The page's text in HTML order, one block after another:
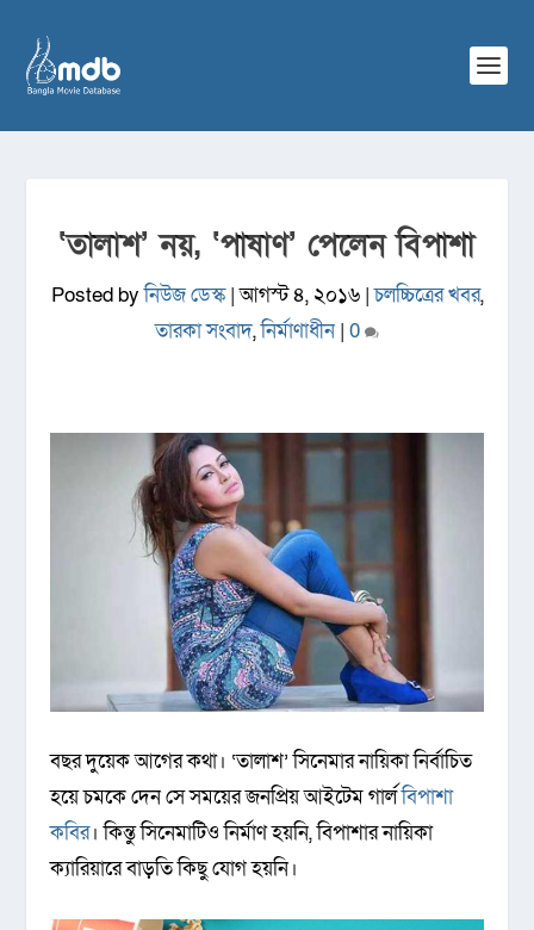
‘তালাশ’ নয়, ‌‘পাষাণ’ পেলেন বিপাশা
Posted byনিউজ ডেস্ক|আগস্ট ৪, ২০১৬|চলচ্চিত্রের খবর,
তারকা সংবাদ,নির্মাণাধীন| 0
বছর দুয়েক আগের কথা। ‘তালাশ’ সিনেমার নায়িকা নির্বাচিত
হয়ে চমকে দেন সে সময়ের জনপ্রিয় আইটেম গার্লবিপাশা
কবির। কিন্তু সিনেমাটিও নির্মাণ হয়নি, বিপাশার নায়িকা
ক্যারিয়ারে বাড়তি কিছু যোগ হয়নি।